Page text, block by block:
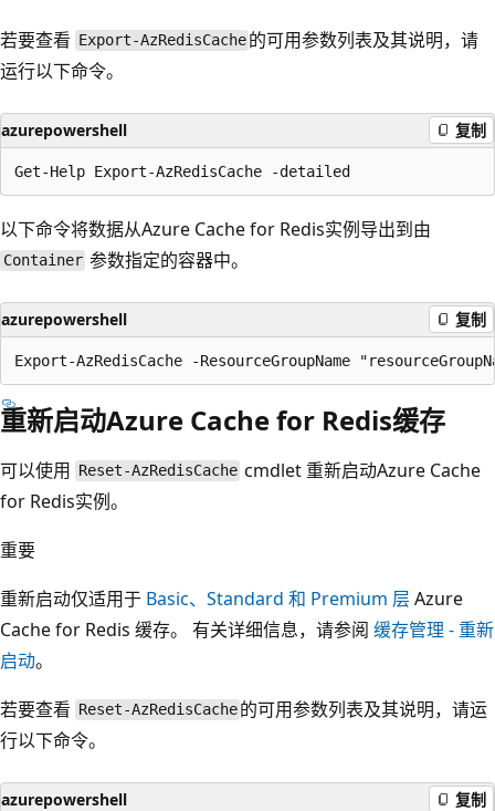
若要查看 Export-AzRedisCache 的可用参数列表及其说明，请
运行以下命令。
azurepowershell 复制
以下命令将数据从Azure Cache for Redis实例导出到由
Container 参数指定的容器中。
azurepowershell 复制
重新启动Azure Cache for Redis缓存
可以使用 Reset-AzRedisCache cmdlet 重新启动Azure Cache
for Redis实例。
重要
重新启动仅适用于 Basic、Standard 和 Premium 层 Azure
Cache for Redis 缓存。 有关详细信息，请参阅 缓存管理 - 重新
启动。
若要查看 Reset-AzRedisCache 的可用参数列表及其说明，请运
行以下命令。
azurepowershell 复制